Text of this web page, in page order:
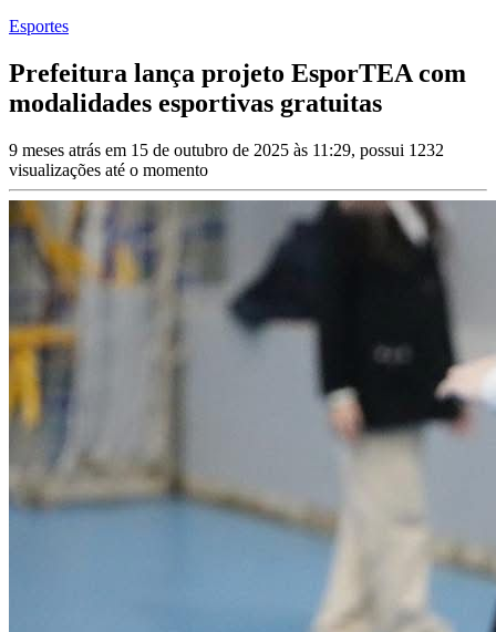
Esportes
Prefeitura lança projeto EsporTEA com
modalidades esportivas gratuitas
9 meses atrás em 15 de outubro de 2025 às 11:29, possui 1232
visualizações até o momento